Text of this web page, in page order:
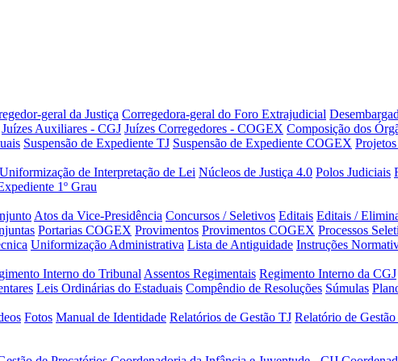
geral da Justiça Corregedora-geral do Foro Extrajudicial
Juízes Auxiliares - CGJ Juízes Corregedores - COGEX Composição dos
Suspensão de Expediente TJ Suspensão de Expediente COGEX
de Interpretação de Lei Núcleos de Justiça 4.0 Polos Judiciais
1º Grau
Atos da Vice-Presidência Concursos / Seletivos Editais Editais /
Portarias COGEX Provimentos Provimentos COGEX Processos
Uniformização Administrativa Lista de Antiguidade Instruções
Interno do Tribunal Assentos Regimentais Regimento Interno da CGJ
Leis Ordinárias do Estaduais Compêndio de Resoluções Súmulas
Fotos Manual de Identidade Relatórios de Gestão TJ Relatório de